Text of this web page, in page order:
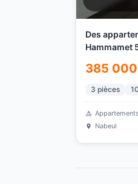
Des
Hammamet
385 000
3 pièces
Nabeul